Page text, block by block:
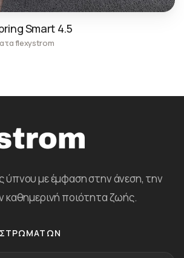
Smart 4.5
flexystrom
ύπνου με έμφαση στην άνεση, την
καθημερινή ποιότητα ζωής.
ΣΤΡΩΜΆΤΩΝ